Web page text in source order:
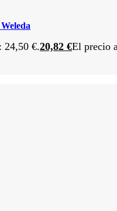
24,50 €.20,82 €El precio